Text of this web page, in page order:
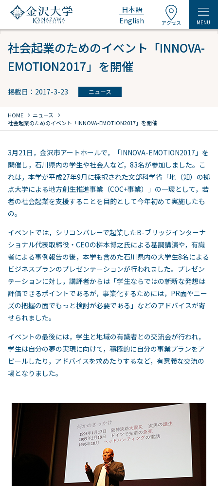
日本語
English
アクセス MENU
社会起業のためのイベント「INNOVA-
EMOTION2017」を開催
掲載日：2017-3-23 ニュース
HOME chevron_right ニュース chevron_right
社会起業のためのイベント「INNOVA-EMOTION2017」を開催
3月21日，金沢市アートホールで，「INNOVA-EMOTION2017」を
開催し，石川県内の学生や社会人など，83名が参加しました。こ
れは，本学が平成27年9月に採択された文部科学省「地（知）の拠
点大学による地方創生推進事業（COC+事業）」の一環として，若
者の社会起業を支援することを目的として今年初めて実施したも
の。
イベントでは，シリコンバレーで起業したB-ブリッジインターナ
ショナル代表取締役・CEOの桝本博之氏による基調講演や，有識
者による事例報告の後，本学も含めた石川県内の大学生8名による
ビジネスプランのプレゼンテーションが行われました。プレゼン
テーションに対し，講評者からは「学生ならではの斬新な発想は
評価できるポイントであるが，事業化するためには，PR面やニー
ズの把握の面でもっと検討が必要である」などのアドバイスが寄
せられました。
イベントの最後には，学生と地域の有識者との交流会が行われ，
学生は自分の夢の実現に向けて，積極的に自分の事業プランをア
ピールしたり，アドバイスを求めたりするなど，有意義な交流の
場となりました。